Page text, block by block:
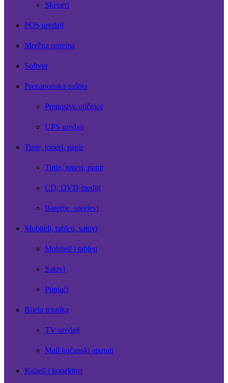
Skeneri
POS uređaji
Mrežna oprema
Softver
Prenaponska zaštita
Prenosive utičnice
UPS uređaji
Tinte, toneri, papir
Tinte, toneri, papir
CD, DVD mediji
Baterije, sprejevi
Mobiteli, tableti, satovi
Mobiteli i tableti
Satovi
Punjači
Bijela tehnika
TV uređaji
Mali kućanski aparati
Kabeli i konektori